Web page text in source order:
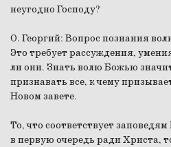
неугодно Господу?
О. Георгий: Вопрос познания
Это требует рассуждения,
ли они. Знать волю Божью
признавать все, к чему
Новом завете.
То, что соответствует
в первую очередь ради Христа,